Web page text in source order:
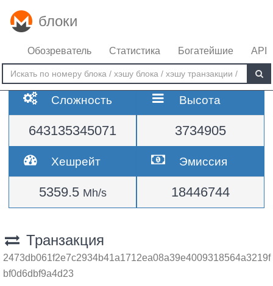
блоки
Обозреватель Статистика Богатейшие API
Сложность
643135345071
Высота
3734905
Хешрейт
5359.5 Mh/s
Эмиссия
18446744
Транзакция
2473db061f2e7c2934b41a1712ea08a39e4009318564a3219f
bf0d6dbf9a4d23